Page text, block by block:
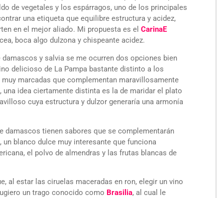
de vegetales y los espárragos, uno de los principales
una etiqueta que equilibre estructura y acidez,
en el mejor aliado. Mi propuesta es el CarinaE
boca algo dulzona y chispeante acidez.
y salvia se me ocurren dos opciones bien
delicioso de La Pampa bastante distinto a los
marcadas que complementan maravillosamente
idea ciertamente distinta es la de maridar el plato
cuya estructura y dulzor generaría una armonía
tienen sabores que se complementarán
, un blanco dulce muy interesante que funciona
el polvo de almendras y las frutas blancas de
al estar las ciruelas maceradas en ron, elegir un vino
un trago conocido como Brasilia, al cual le